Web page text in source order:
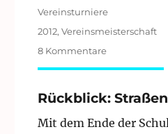
Kategorien
Vereinsturniere
Schlagwörter
2012, Vereinsmeisterschaft
8 Kommentarezu
Runde
Rückblick:
Mit dem Ende der